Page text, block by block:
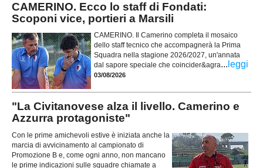
CAMERINO. Ecco lo staff di Fondati:
Scoponi vice, portieri a Marsili
CAMERINO. Il Camerino completa il mosaico
dello staff tecnico che accompagnerà la Prima
Squadra nella stagione 2026/2027, un'annata
dal sapore speciale che coincider&agra... leggi
03/08/2026
"La Civitanovese alza il livello. Camerino e
Azzurra protagoniste"
Con le prime amichevoli estive è iniziata anche la
marcia di avvicinamento al campionato di
Promozione B e, come ogni anno, non mancano
le prime indicazioni sulle squadre chiamate a